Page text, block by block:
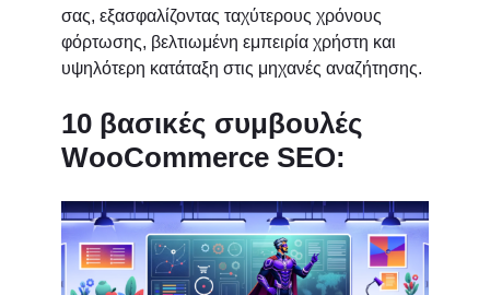
σας, εξασφαλίζοντας ταχύτερους χρόνους
φόρτωσης, βελτιωμένη εμπειρία χρήστη και
υψηλότερη κατάταξη στις μηχανές αναζήτησης.
10 βασικές συμβουλές
WooCommerce SEO: